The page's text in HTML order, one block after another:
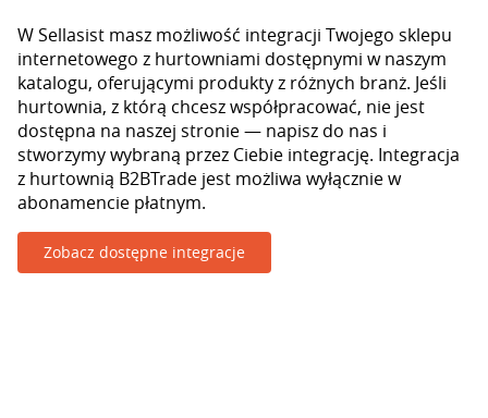
W Sellasist masz możliwość integracji Twojego sklepu
internetowego z hurtowniami dostępnymi w naszym
katalogu, oferującymi produkty z różnych branż. Jeśli
hurtownia, z którą chcesz współpracować, nie jest
dostępna na naszej stronie — napisz do nas i
stworzymy wybraną przez Ciebie integrację. Integracja
z hurtownią B2BTrade jest możliwa wyłącznie w
abonamencie płatnym.
Zobacz dostępne integracje